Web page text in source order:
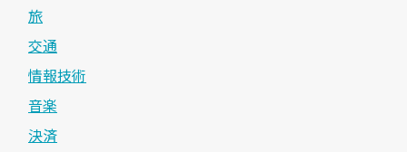
旅
交通
情報技術
音楽
決済